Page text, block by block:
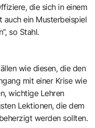
die sich in einem
auch ein Musterbeispiel
so Stahl.
wie diesen, die den
mit einer Krise wie
wichtige Lehren
Lektionen, die dem
werden sollten.